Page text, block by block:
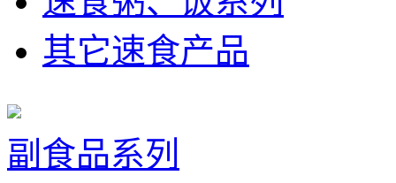
其它速食产品
副食品系列